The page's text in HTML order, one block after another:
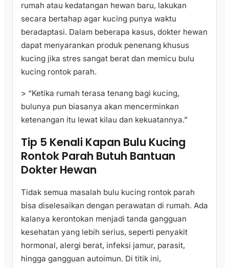
rumah atau kedatangan hewan baru, lakukan
secara bertahap agar kucing punya waktu
beradaptasi. Dalam beberapa kasus, dokter hewan
dapat menyarankan produk penenang khusus
kucing jika stres sangat berat dan memicu bulu
kucing rontok parah.
> “Ketika rumah terasa tenang bagi kucing,
bulunya pun biasanya akan mencerminkan
ketenangan itu lewat kilau dan kekuatannya.”
Tip 5 Kenali Kapan Bulu Kucing
Rontok Parah Butuh Bantuan
Dokter Hewan
Tidak semua masalah bulu kucing rontok parah
bisa diselesaikan dengan perawatan di rumah. Ada
kalanya kerontokan menjadi tanda gangguan
kesehatan yang lebih serius, seperti penyakit
hormonal, alergi berat, infeksi jamur, parasit,
hingga gangguan autoimun. Di titik ini,